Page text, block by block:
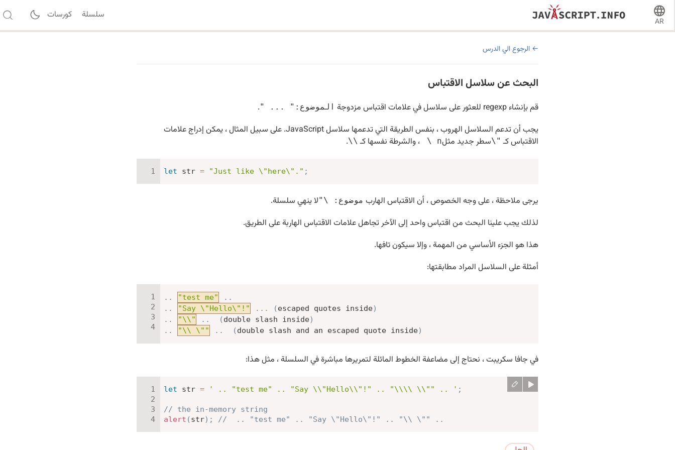
AR
سلسلة كورسات
الرجوع الي الدرس
البحث عن سلاسل الاقتباس
قم بإنشاء regexp للعثور على سلاسل في علامات اقتباس مزدوجة الموضوع:" ... ".
يجب أن تدعم السلاسل الهروب ، بنفس الطريقة التي تدعمها سلاسل JavaScript. على سبيل المثال ، يمكن إدراج علامات
الاقتباس كـ \"سطر جديد مثل\ n ، والشرطة نفسها كـ \\
.
let str = "Just like \"here\"." ;
يرجى ملاحظة ، على وجه الخصوص ، أن الاقتباس الهارب موضوع: \"لا ينهي سلسلة.
لذلك يجب علينا البحث من اقتباس واحد إلى الآخر تجاهل علامات الاقتباس الهاربة على الطريق.
هذا هو الجزء الأساسي من المهمة ، وإلا سيكون تافها.
أمثلة على السلاسل المراد مطابقتها:
. . "test me" . .
. . "Say \"Hello\"!" ... (escaped quotes inside)
. . "\\" . . (double slash inside)
. . "\\ \"" . . (double slash and an escaped quote inside)
في جافا سكريبت ، نحتاج إلى مضاعفة الخطوط المائلة لتمريرها مباشرة في السلسلة ، مثل هذا:
let str = ' .. "test me" .. "Say \\"Hello\\"!" .. "\\\\ \\"" .. ' ;
// the in-memory string
alert (str) ; //  .. "test me" .. "Say \"Hello\"!" .. "\\ \"" ..